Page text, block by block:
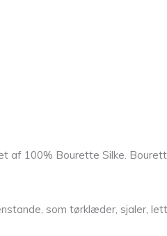
af 100% Bourette Silke.
som tørklæder, sjaler,